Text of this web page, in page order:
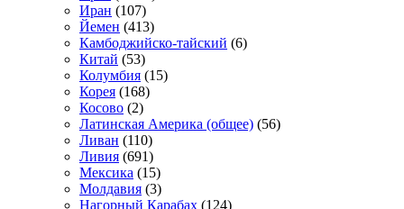
Иран (107)
Йемен (413)
Камбоджийско-тайский (6)
Китай (53)
Колумбия (15)
Корея (168)
Косово (2)
Латинская Америка (общее) (56)
Ливан (110)
Ливия (691)
Мексика (15)
Молдавия (3)
Нагорный Карабах (124)